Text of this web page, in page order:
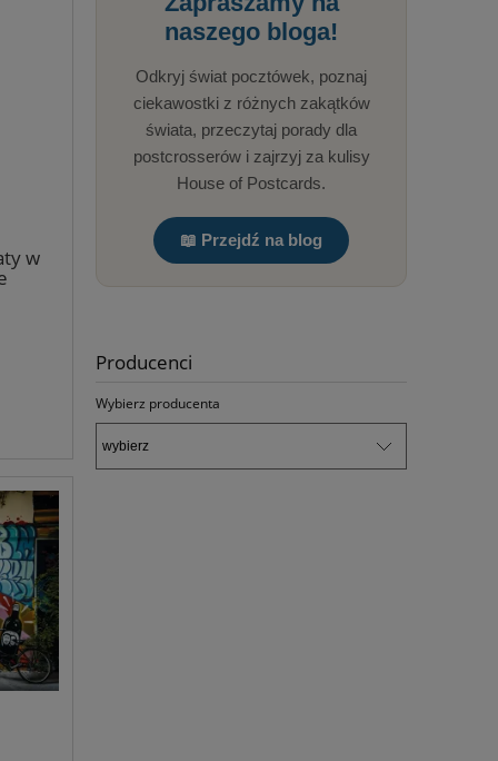
w
naszego bloga!
Odkryj świat pocztówek, poznaj
ciekawostki z różnych zakątków
świata, przeczytaj porady dla
postcrosserów i zajrzyj za kulisy
House of Postcards.
📖 Przejdź na blog
Producenci
Wybierz producenta